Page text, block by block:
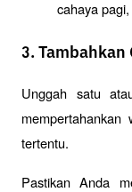
cahaya
3. Tambahkan
Unggah satu
tertentu.
Pastikan Anda